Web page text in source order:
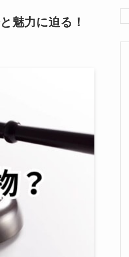
魅力に迫る！